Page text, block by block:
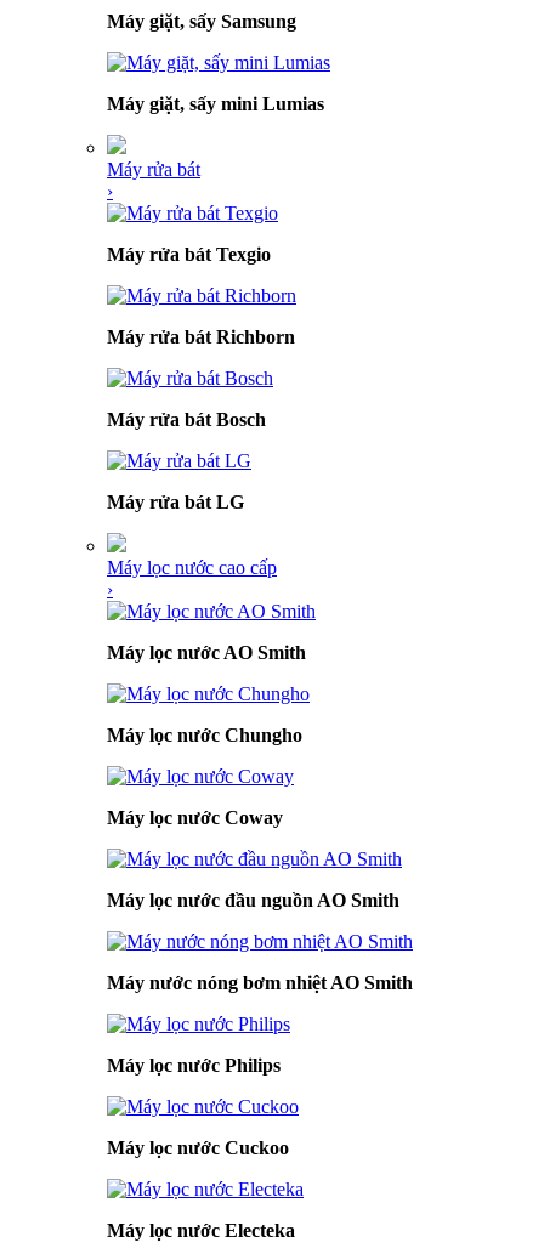
Máy giặt, sấy Samsung
Máy giặt, sấy mini Lumias
Máy rửa bát
›
Máy rửa bát Texgio
Máy rửa bát Richborn
Máy rửa bát Bosch
Máy rửa bát LG
Máy lọc nước cao cấp
›
Máy lọc nước AO Smith
Máy lọc nước Chungho
Máy lọc nước Coway
Máy lọc nước đầu nguồn AO Smith
Máy nước nóng bơm nhiệt AO Smith
Máy lọc nước Philips
Máy lọc nước Cuckoo
Máy lọc nước Electeka